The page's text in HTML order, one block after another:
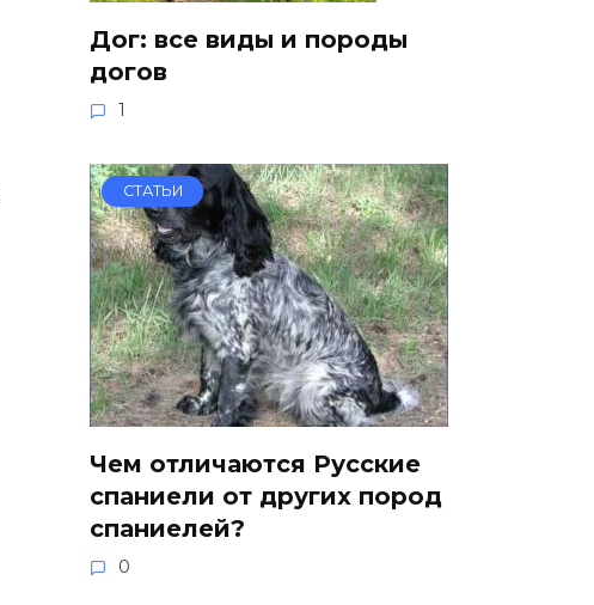
Дог: все виды и породы
догов
1
СТАТЬИ
Чем отличаются Русские
спаниели от других пород
спаниелей?
0